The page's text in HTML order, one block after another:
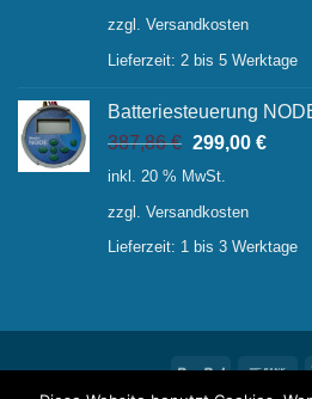
zzgl. Versandkosten
Lieferzeit: 2 bis 5 Werktage
Batteriesteuerung
387,86€ Ursprünglicher
Preis
387,86 €
299,00 €
inkl. 20 % MwSt.
zzgl. Versandkosten
Lieferzeit: 1 bis 3 Werktage
PayPal